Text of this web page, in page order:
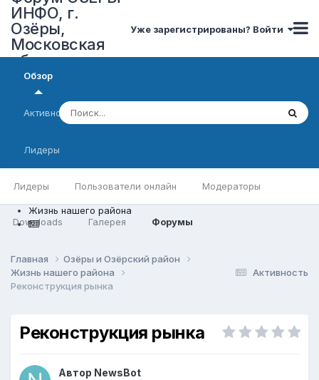
ИНФО, г.
Озёры,
Московская
область
Уже зарегистрированы? Войти
Обзор
Лидеры Пользователи онлайн Модераторы
Downloads Галерея Форумы
Активность
Лидеры
Жизнь нашего района
Активность
Главная
Озёры и Озёрский район
Жизнь нашего района
Реконструкция рынка
Реконструкция рынка
Автор NewsBot